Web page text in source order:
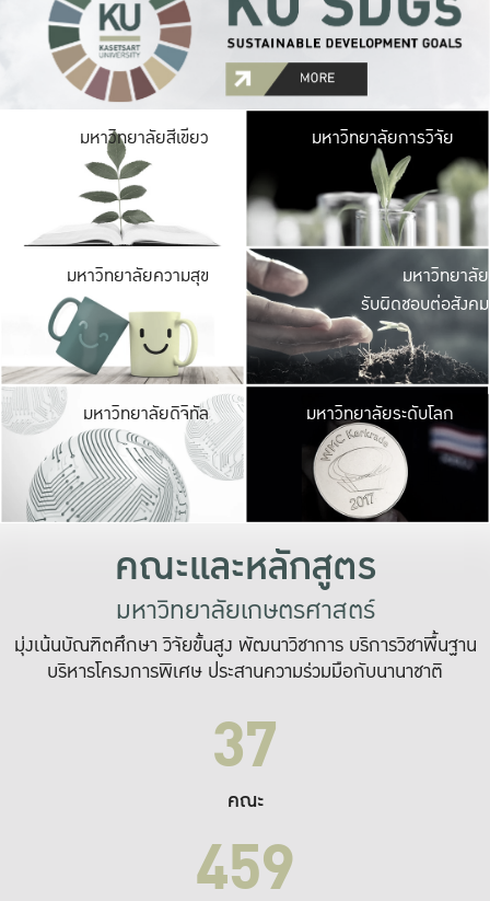
มหาวิทยาลัยสีเขียว มหาวิ
มีพื้นที่เขียวสดใส
เป็นป่าในเมือง เกษต
มหาวิทยาลัยการวิจัย
มหาวิทยาลัยความสุข มหาวิ
ค
เปิดประ
และพบเรื่องราวใ
มหาวิทยาลัย
รับผิดชอบต่อสังคม
มหาวิทยาลัยดิจิทัล มหาวิ
เปลี่ยนแปลง แล
เพื่อทำง
ระบบสารสนเทศ
มหาวิทยาลัยระดับโลก
คณะและหลักสูตร
มหาวิทยาลัยเกษตรศาสตร์
มุ่งเน้นบัณฑิตศึกษา วิจัยขั้นสูง พัฒนาวิชาการ บริการวิชาพื้นฐาน
บริหารโครงการพิเศษ ประสานความร่วมมือกับนานาชาติ
37
คณะ
459